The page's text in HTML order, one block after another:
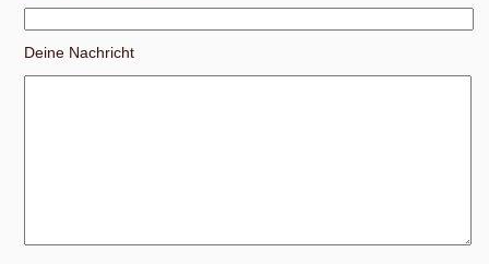
Deine Nachricht